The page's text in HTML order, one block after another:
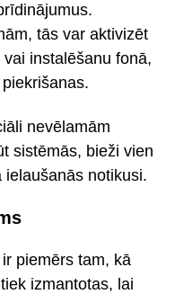
tās var aktivizēt
instalēšanu fonā,
nevēlamām
sistēmās, bieži vien
notikusi.
piemērs tam, kā
izmantotas, lai